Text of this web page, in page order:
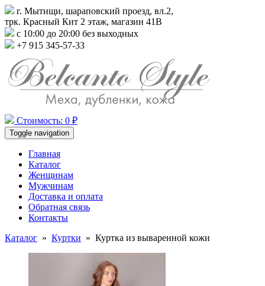
г. Мытищи, шараповский проезд, вл.2,
трк. Красный Кит 2 этаж, магазин 41В
с 10:00 до 20:00 без выходных
+7 915 345-57-33
Стоимость: 0 ₽
Toggle navigation
Главная
Каталог
Женщинам
Мужчинам
Доставка и оплата
Обратная связь
Контакты
Каталог » Куртки » Куртка из вываренной кожи